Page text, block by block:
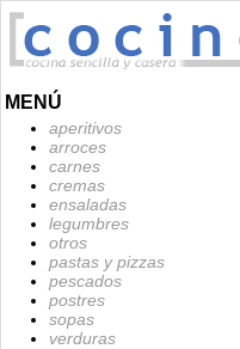
MENÚ
aperitivos
arroces
carnes
cremas
ensaladas
legumbres
otros
pastas y pizzas
pescados
postres
sopas
verduras